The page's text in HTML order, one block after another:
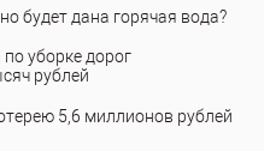
будет дана горячая вода?
уборке дорог
рублей
5,6 миллионов рублей